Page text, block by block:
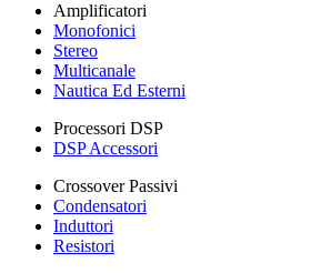
Amplificatori
Monofonici
Stereo
Multicanale
Nautica Ed Esterni
Processori DSP
DSP Accessori
Crossover Passivi
Condensatori
Induttori
Resistori